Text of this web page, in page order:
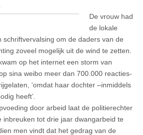
De vrouw had
de lokale
schriftvervalsing om de daders van de
zoveel mogelijk uit de wind te zetten.
op het internet een storm van
sina weibo meer dan 700.000 reacties-
‘omdat haar dochter –inmiddels
heeft’.
door arbeid laat de politierechter
inbreuken tot drie jaar dwangarbeid te
men vindt dat het gedrag van de